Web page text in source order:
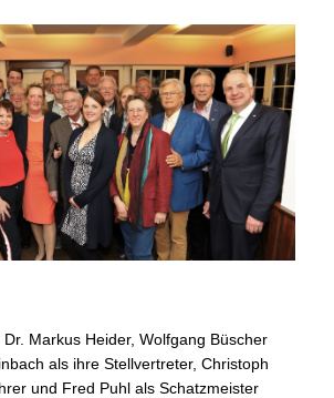
Markus Heider, Wolfgang Büscher
als ihre Stellvertreter, Christoph
und Fred Puhl als Schatzmeister